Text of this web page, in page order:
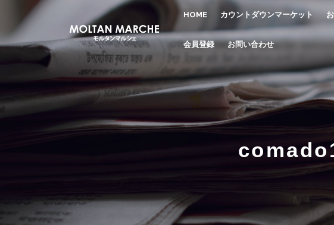
HOME カウントダウンマーケット
会員登録 お問い合わせ